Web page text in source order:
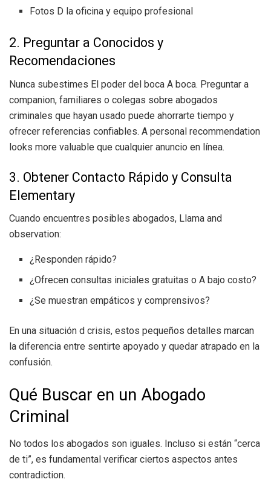
Fotos D la oficina y equipo profesional
2. Preguntar a Conocidos y
Recomendaciones
Nunca subestimes El poder del boca A boca. Preguntar a
companion, familiares o colegas sobre abogados
criminales que hayan usado puede ahorrarte tiempo y
ofrecer referencias confiables. A personal recommendation
looks more valuable que cualquier anuncio en línea.
3. Obtener Contacto Rápido y Consulta
Elementary
Cuando encuentres posibles abogados, Llama and
observation:
¿Responden rápido?
¿Ofrecen consultas iniciales gratuitas o A bajo costo?
¿Se muestran empáticos y comprensivos?
En una situación d crisis, estos pequeños detalles marcan
la diferencia entre sentirte apoyado y quedar atrapado en la
confusión.
Qué Buscar en un Abogado
Criminal
No todos los abogados son iguales. Incluso si están “cerca
de ti”, es fundamental verificar ciertos aspectos antes
contradiction.